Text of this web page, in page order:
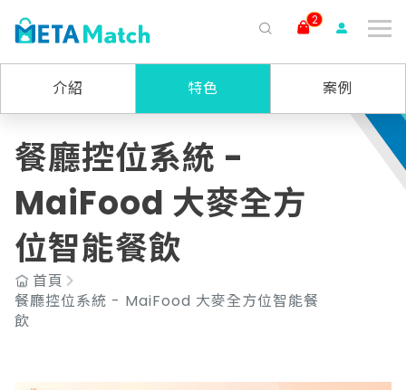
ai agent會議記錄 claude
2
介紹 特色 案例
餐廳控位系統 -
MaiFood 大麥全方
位智能餐飲
首頁
餐廳控位系統 - MaiFood 大麥全方位智能餐
飲